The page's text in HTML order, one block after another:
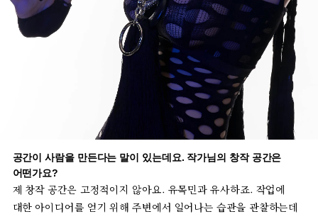
공간이 사람을 만든다는 말이 있는데요. 작가님의 창작 공간은
어떤가요?
제 창작 공간은 고정적이지 않아요. 유목민과 유사하죠. 작업에
대한 아이디어를 얻기 위해 주변에서 일어나는 습관을 관찰하는데